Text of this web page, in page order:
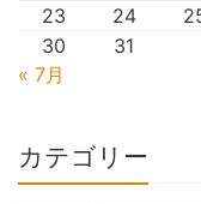
23
24
30
31
« 7月
カテゴリー